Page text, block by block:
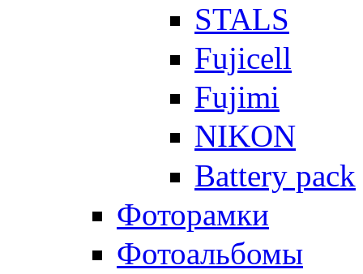
STALS
Fujicell
Fujimi
NIKON
Battery pack
Фоторамки
Фотоальбомы